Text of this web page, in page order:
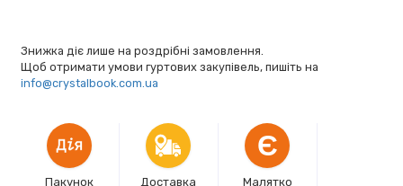
Знижка діє лише на роздрібні замовлення.
Щоб отримати умови гуртових закупівель, пишіть на
info@crystalbook.com.ua
Пакунок
Доставка
Є
Малятко